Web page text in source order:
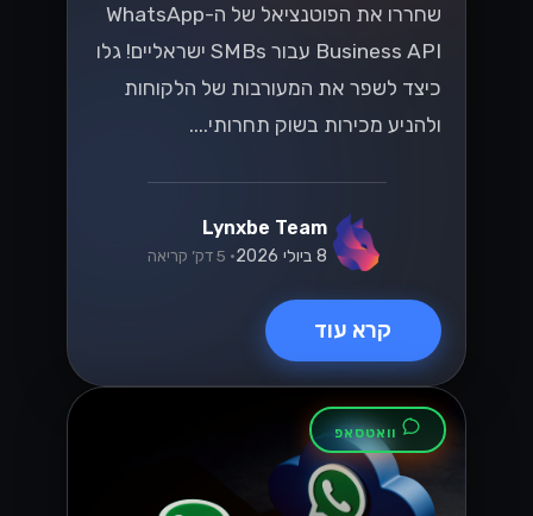
שחררו את הפוטנציאל של ה-WhatsApp
Business API עבור SMBs ישראליים! גלו
כיצד לשפר את המעורבות של הלקוחות
ולהניע מכירות בשוק תחרותי....
Lynxbe Team
8 ביולי 2026 • 5 דק׳ קריאה
קרא עוד
וואטסאפ